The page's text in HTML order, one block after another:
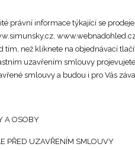
právní informace týkající se
tím, než kliknete na objednávací
uzavřením smlouvy
smlouvy a budou i pro Vás
A OSOBY
PŘED UZAVŘENÍM SMLOUVY